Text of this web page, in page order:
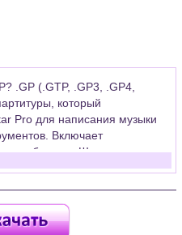
.GP (.GTP, .GP3, .GP4,
который
Pro для написания музыки
Включает
банджо. Широко
которые затем
Вам необходимо
программу Guitar